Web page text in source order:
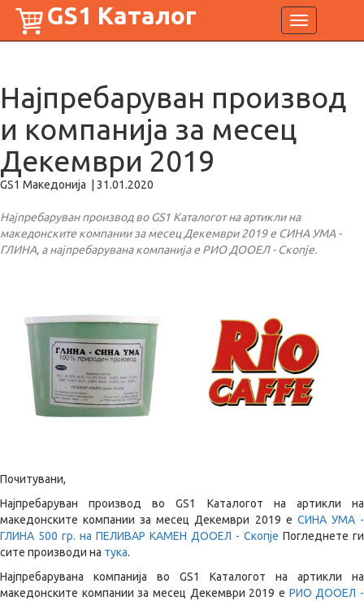
Toggle
navigation
GS1 Каталог
Најпребаруван производ
и компанија за месец
Декември 2019
GS1 Македонија 31.01.2020
Најпребаруван производ во GS1 Каталогот на артикли на
македонските компании за месец Декември 2019 е СИНА УМА -
ГЛИНА, а најпребарувана компанија е РИО ДООЕЛ - Скопје.
Почитувани,
Најпребаруван производ во GS1 Каталогот на артикли на
македонските компании за месец Декември 2019 е СИНА УМА -
ГЛИНА 500 гр. на ПЕЛИВАР КАМЕН ДООЕЛ - Скопје Погледнете ги
сите производи на тука.
Најпребарувана компанија во GS1 Каталогот на артикли на
македонските компании за месец Декември 2019 е РИО ДООЕЛ -